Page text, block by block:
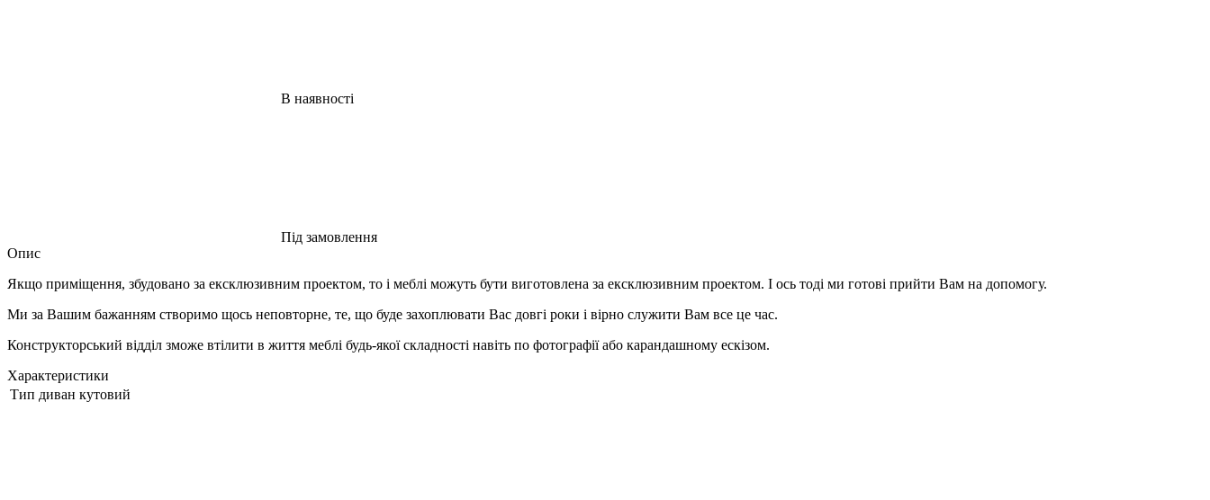
В наявності
Під замовлення
Опис
Якщо приміщення, збудовано за ексклюзивним проектом, то і меблі можуть бути виготовлена за ексклюзивним проектом. І ось тоді ми готові прийти Вам на допомогу.
Ми за Вашим бажанням створимо щось неповторне, те, що буде захоплювати Вас довгі роки і вірно служити Вам все це час.
Конструкторський відділ зможе втілити в життя меблі будь-якої складності навіть по фотографії або карандашному ескізом.
Характеристики
Тип диван кутовий